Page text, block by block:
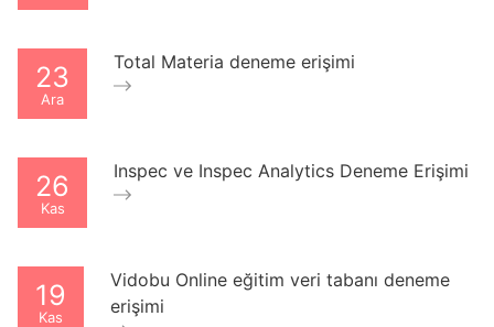
23
Ara
Total Materia deneme erişimi
26
Kas
Inspec ve Inspec Analytics Deneme Erişimi
19
Kas
Vidobu Online eğitim veri tabanı deneme
erişimi